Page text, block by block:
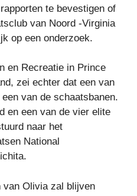
te bevestigen of
van Noord -Virginia
op een onderzoek.
en Recreatie in Prince
zei echter dat een van
van de schaatsbanen.
en een van de vier elite
naar het
National
van Olivia zal blijven